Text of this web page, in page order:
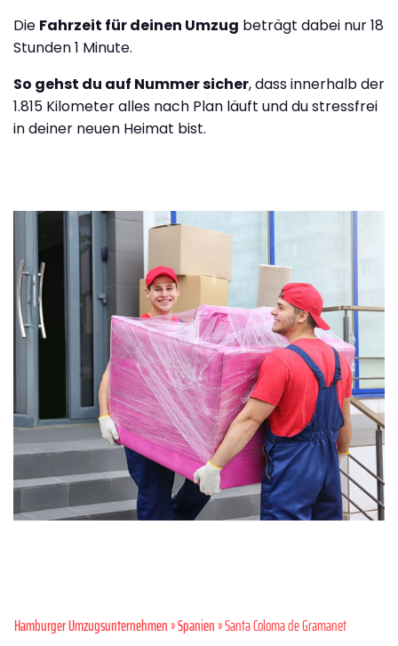
Die Fahrzeit für deinen Umzug beträgt dabei nur 18
Stunden 1 Minute.
So gehst du auf Nummer sicher, dass innerhalb der
1.815 Kilometer alles nach Plan läuft und du stressfrei
in deiner neuen Heimat bist.
Hamburger Umzugsunternehmen»Spanien» Santa Coloma de Gramanet